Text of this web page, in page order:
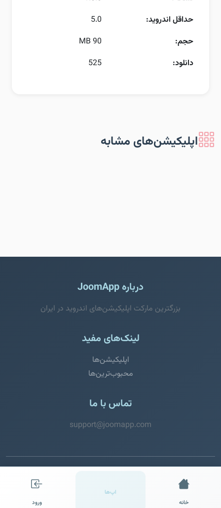
حداقل اندروید:
5.0
حجم:
90 MB
دانلود:
525
اپلیکیشن‌های مشابه
درباره JoomApp
بزرگترین مارکت اپلیکیشن‌های اندروید در ایران
لینک‌های مفید
اپلیکیشن‌ها
محبوب‌ترین‌ها
تماس با ما
support@joomapp.com
© 2026 JoomApp. تمامی حقوق محفوظ است.
خانه
اپ‌ها
ورود